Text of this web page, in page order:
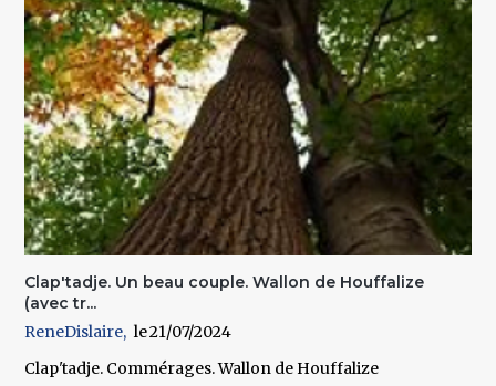
Clap'tadje. Un beau couple. Wallon de Houffalize
(avec tr...
ReneDislaire
21/07/2024
Clap'tadje. Commérages. Wallon de Houffalize